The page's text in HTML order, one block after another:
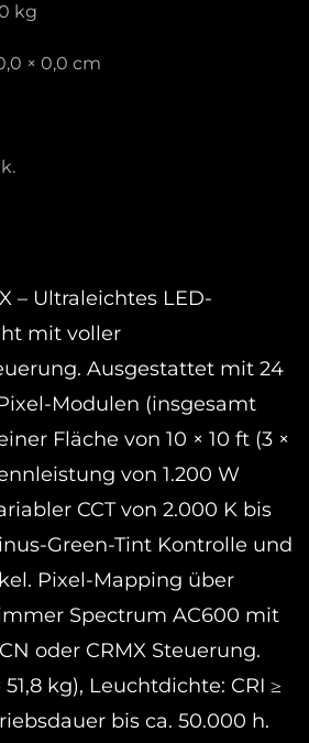
kg
× 0,0 cm
– Ultraleichtes LED-
mit voller
Ausgestattet mit 24
Modulen (insgesamt
Fläche von 10 × 10 ft (3 ×
von 1.200 W
CCT von 2.000 K bis
Green-Tint Kontrolle und
Pixel-Mapping über
Spectrum AC600 mit
oder CRMX Steuerung.
51,8 kg), Leuchtdichte: CRI ≥
bis ca. 50.000 h.